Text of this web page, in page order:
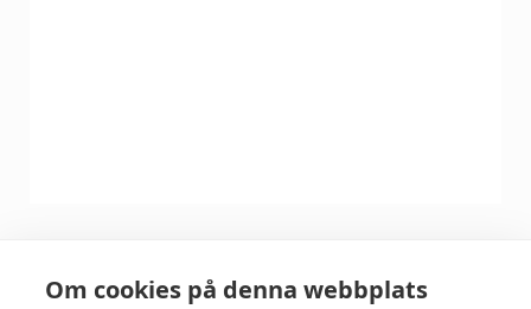
Om cookies på denna webbplats